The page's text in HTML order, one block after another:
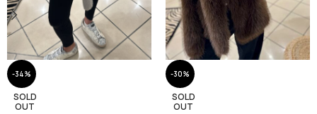
-34%
SOLD
OUT
-30%
SOLD
OUT